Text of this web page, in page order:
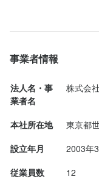
できます！**
そのため、フランクな
することができます。
また、将来レストラン
事業者情報
法人名・事
業者名
株式会
本社所在地
東京都
設立年月
2003年
従業員数
12
この仕事のおす
私たちは一見カフェ・
リアンの技術を基本と
「この店でこんな料理
す！
め、
将来独立を考えてい
各種イベントなど幅広
味のある人も大歓迎で